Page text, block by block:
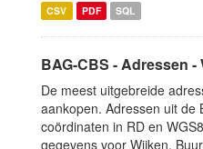
CSV PDF SQL
BAG-CBS - Adressen -
De meest uitgebreide
aankopen. Adressen uit de
coördinaten in RD en
gegevens voor Wijken,